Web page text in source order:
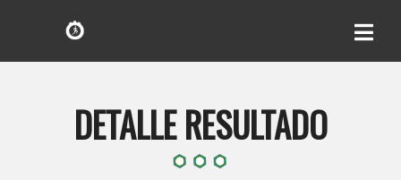
DETALLE RESULTADO